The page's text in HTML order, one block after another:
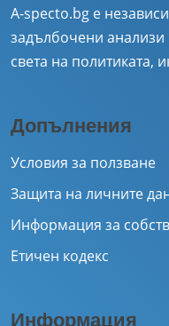
A-specto.bg е
задълбочени анализи
света на политиката,
Допълнения
Условия за ползване
Защита на личните
Информация за
Етичен кодекс
Информация